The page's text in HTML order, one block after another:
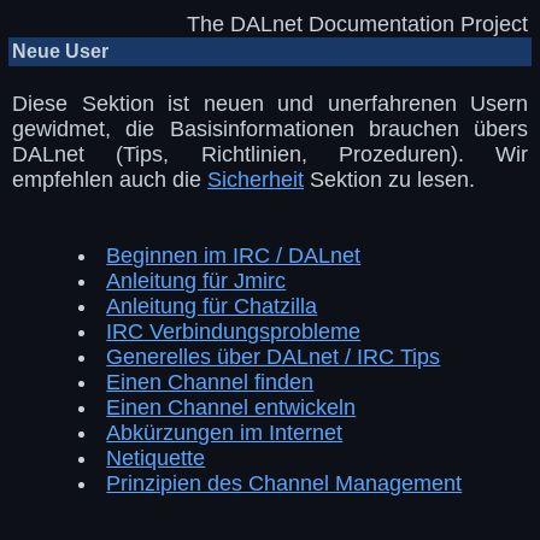
The DALnet Documentation Project
Neue User
Diese Sektion ist neuen und unerfahrenen Usern
gewidmet, die Basisinformationen brauchen übers
DALnet (Tips, Richtlinien, Prozeduren). Wir
empfehlen auch die Sicherheit Sektion zu lesen.
Beginnen im IRC / DALnet
Anleitung für Jmirc
Anleitung für Chatzilla
IRC Verbindungsprobleme
Generelles über DALnet / IRC Tips
Einen Channel finden
Einen Channel entwickeln
Abkürzungen im Internet
Netiquette
Prinzipien des Channel Management